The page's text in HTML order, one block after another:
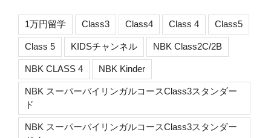
1万円留学 Class3 Class4 Class 4 Class5
Class 5 KIDSチャンネル NBK Class2C/2B
NBK CLASS 4 NBK Kinder
NBK スーパーバイリンガルコースClass3スタンダー
ド
NBK スーパーバイリンガルコースClass3スタンダー